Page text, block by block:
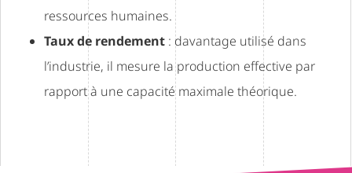
ressources humaines.
Taux de rendement : davantage utilisé dans
l’industrie, il mesure la production effective par
rapport à une capacité maximale théorique.